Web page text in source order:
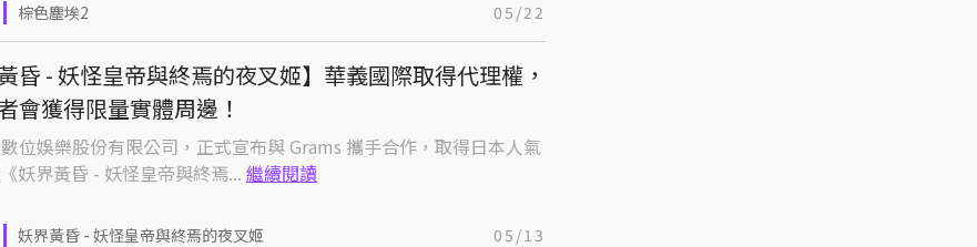
棕色塵埃2 05/22
黃昏 - 妖怪皇帝與終焉的夜叉姬】華義國際取得代理權，
會獲得限量實體周邊！
位娛樂股份有限公司，正式宣布與 Grams 攜手合作，取得日本人氣
妖界黃昏 - 妖怪皇帝與終焉... 繼續閱讀
妖界黃昏 - 妖怪皇帝與終焉的夜叉姬 05/13